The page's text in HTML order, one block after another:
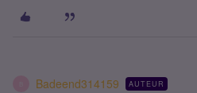
Badeend314159 AUTEUR